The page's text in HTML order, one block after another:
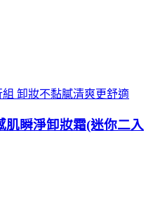
卸妝不黏膩清爽更舒適
瞬淨卸妝霜(迷你二入